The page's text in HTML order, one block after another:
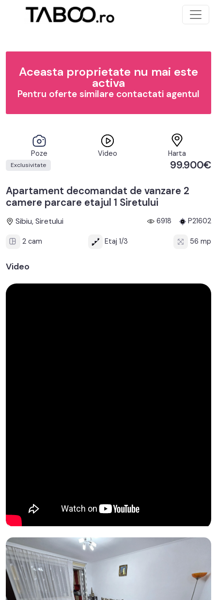
Aceasta proprietate nu mai este
activa
Pentru oferte similare contactati agentul
Poze Video Harta
Exclusivitate 99.900€
Apartament decomandat de vanzare 2
camere parcare etajul 1 Siretului
Sibiu, Siretului 6918 P21602
2 cam Etaj 1/3 56 mp
Video